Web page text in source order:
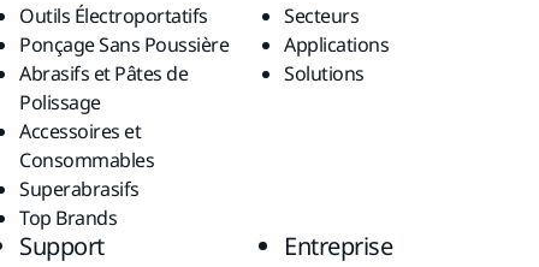
Outils Électroportatifs
Ponçage Sans Poussière
Abrasifs et Pâtes de
Polissage
Accessoires et
Consommables
Superabrasifs
Top Brands
Secteurs
Applications
Solutions
Support Entreprise